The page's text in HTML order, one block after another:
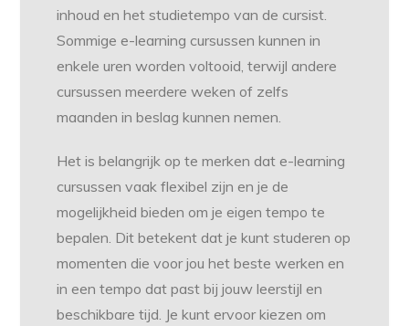
inhoud en het studietempo van de cursist.
Sommige e-learning cursussen kunnen in
enkele uren worden voltooid, terwijl andere
cursussen meerdere weken of zelfs
maanden in beslag kunnen nemen.
Het is belangrijk op te merken dat e-learning
cursussen vaak flexibel zijn en je de
mogelijkheid bieden om je eigen tempo te
bepalen. Dit betekent dat je kunt studeren op
momenten die voor jou het beste werken en
in een tempo dat past bij jouw leerstijl en
beschikbare tijd. Je kunt ervoor kiezen om